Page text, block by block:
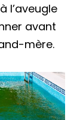
l’aveugle
avant
mère.